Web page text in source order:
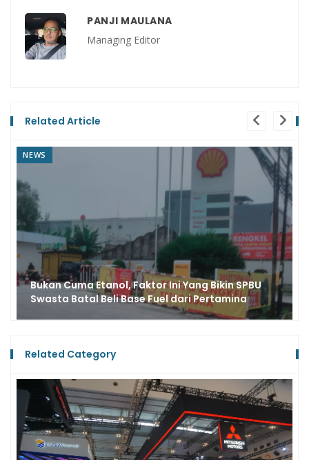
PANJI MAULANA
Managing Editor
Related Article
NEWS
Fakta Kalau Motor MotoGP Pakai Bahan Bakar
Etanol 100%
Related Category